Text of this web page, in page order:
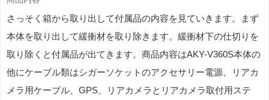
さっそく箱から取り出して付属品の内容を見ていきます。まず
本体を取り出して緩衝材を取り除きます。緩衝材下の仕切りを
取り除くと付属品が出てきます。商品内容はAKY-V360S本体の
他にケーブル類はシガーソケットのアクセサリー電源、リアカ
メラ用ケーブル、GPS、リアカメラとリアカメラ取付用ステ